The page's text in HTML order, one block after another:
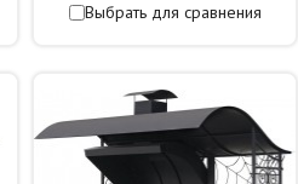
Выбрать для сравнения